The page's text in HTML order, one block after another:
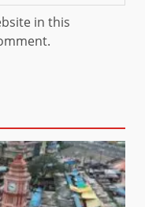
in this